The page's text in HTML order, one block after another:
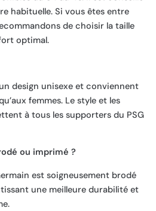
habituelle. Si vous êtes entre
de choisir la taille
optimal.
design unisexe et conviennent
femmes. Le style et les
à tous les supporters du PSG
ou imprimé ?
est soigneusement brodé
une meilleure durabilité et